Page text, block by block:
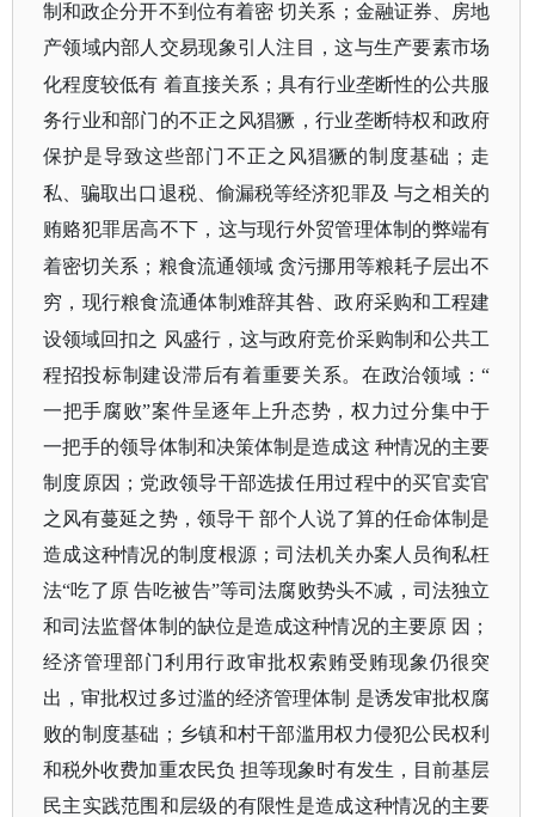
制和政企分开不到位有着密 切关系；金融证券、房地
产领域内部人交易现象引人注目，这与生产要素市场
化程度较低有 着直接关系；具有行业垄断性的公共服
务行业和部门的不正之风猖獗，行业垄断特权和政府
保护是导致这些部门不正之风猖獗的制度基础；走
私、骗取出口退税、偷漏税等经济犯罪及 与之相关的
贿赂犯罪居高不下，这与现行外贸管理体制的弊端有
着密切关系；粮食流通领域 贪污挪用等粮耗子层出不
穷，现行粮食流通体制难辞其咎、政府采购和工程建
设领域回扣之 风盛行，这与政府竞价采购制和公共工
程招投标制建设滞后有着重要关系。在政治领域：“
一把手腐败”案件呈逐年上升态势，权力过分集中于
一把手的领导体制和决策体制是造成这 种情况的主要
制度原因；党政领导干部选拔任用过程中的买官卖官
之风有蔓延之势，领导干 部个人说了算的任命体制是
造成这种情况的制度根源；司法机关办案人员徇私枉
法“吃了原 告吃被告”等司法腐败势头不减，司法独立
和司法监督体制的缺位是造成这种情况的主要原 因；
经济管理部门利用行政审批权索贿受贿现象仍很突
出，审批权过多过滥的经济管理体制 是诱发审批权腐
败的制度基础；乡镇和村干部滥用权力侵犯公民权利
和税外收费加重农民负 担等现象时有发生，目前基层
民主实践范围和层级的有限性是造成这种情况的主要